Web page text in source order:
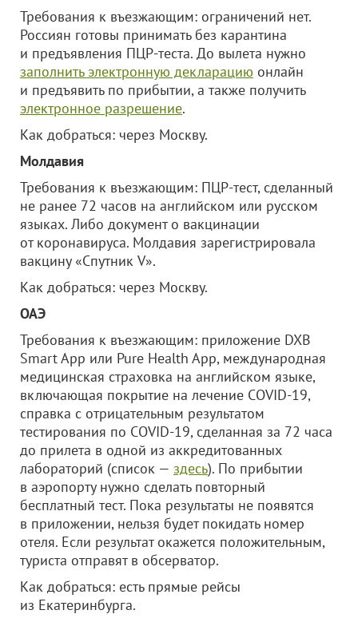
Требования к въезжающим: ограничений нет.
Россиян готовы принимать без карантина
и предъявления ПЦР-теста. До вылета нужно
заполнить электронную декларацию онлайн
и предъявить по прибытии, а также получить
электронное разрешение.
Как добраться: через Москву.
Молдавия
Требования к въезжающим: ПЦР-тест, сделанный
не ранее 72 часов на английском или русском
языках. Либо документ о вакцинации
от коронавируса. Молдавия зарегистрировала
вакцину «Спутник V».
Как добраться: через Москву.
ОАЭ
Требования к въезжающим: приложение DXB
Smart App или Pure Health App, международная
медицинская страховка на английском языке,
включающая покрытие на лечение COVID-19,
справка с отрицательным результатом
тестирования по COVID-19, сделанная за 72 часа
до прилета в одной из аккредитованных
лабораторий (список — здесь). По прибытии
в аэропорту нужно сделать повторный
бесплатный тест. Пока результаты не появятся
в приложении, нельзя будет покидать номер
отеля. Если результат окажется положительным,
туриста отправят в обсерватор.
Как добраться: есть прямые рейсы
из Екатеринбурга.